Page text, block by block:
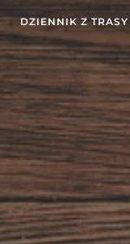
DZIENNIK Z TRASY